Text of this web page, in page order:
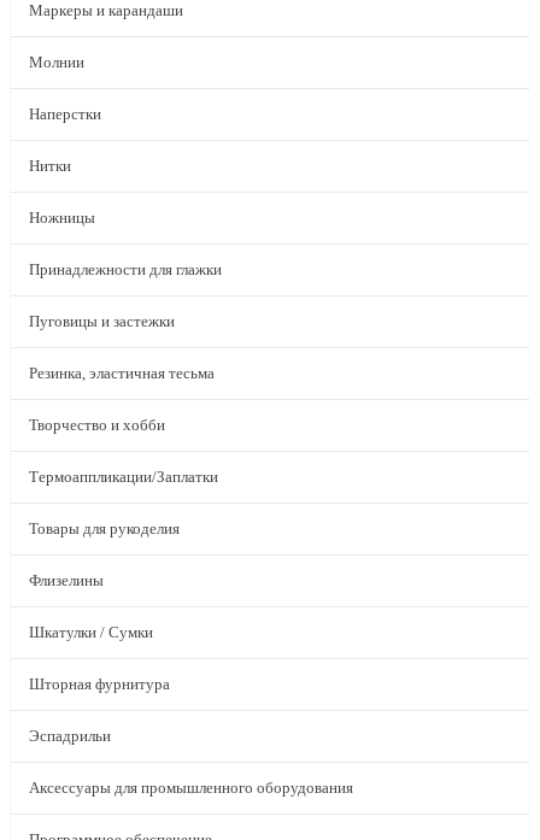
Маркеры и карандаши
Молнии
Наперстки
Нитки
Ножницы
Принадлежности для глажки
Пуговицы и застежки
Резинка, эластичная тесьма
Творчество и хобби
Термоаппликации/Заплатки
Товары для рукоделия
Флизелины
Шкатулки / Сумки
Шторная фурнитура
Эспадрильи
Аксессуары для промышленного оборудования